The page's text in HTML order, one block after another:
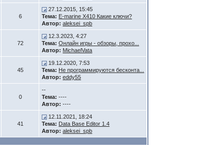
6
27.12.2015, 15:45
Тема: E-marine X410 Какие ключи?
Автор: aleksei_spb
72
12.3.2023, 4:27
Тема: Онлайн игры - обзоры, прохо...
Автор: MichaelVata
45
19.12.2020, 7:53
Тема: Не программируются бесконта...
Автор: eddy55
0
--
Тема: ----
Автор: ----
41
12.11.2021, 18:24
Тема: Data Base Editor 1.4
Автор: aleksei_spb